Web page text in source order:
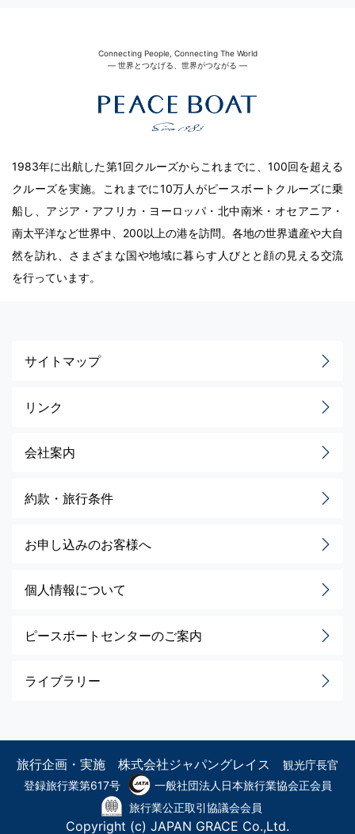
Connecting People, Connecting The World
― 世界とつなげる、世界がつながる ―
1983年に出航した第1回クルーズからこれまでに、100回を超える
クルーズを実施。これまでに10万人がピースボートクルーズに乗
船し、アジア・アフリカ・ヨーロッパ・北中南米・オセアニア・
南太平洋など世界中、200以上の港を訪問。各地の世界遺産や大自
然を訪れ、さまざまな国や地域に暮らす人びとと顔の見える交流
を行っています。
サイトマップ
リンク
会社案内
約款・旅行条件
お申し込みのお客様へ
個人情報について
ピースボートセンターのご案内
ライブラリー
旅行企画・実施 株式会社ジャパングレイス 観光庁長官
登録旅行業第617号
一般社団法人日本旅行業協会正会員
旅行業公正取引協議会会員
Copyright (c) JAPAN GRACE Co.,Ltd.